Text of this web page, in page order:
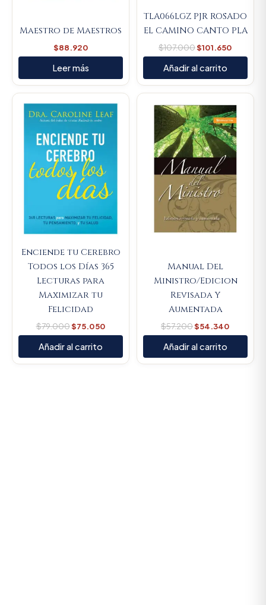
Maestro de Maestros
$88.920
Leer más
TLA066LGZ PJR ROSADO
EL CAMINO CANTO PLA
$107.000$101.650
Añadir al carrito
Enciende tu Cerebro
Todos los Días 365
Lecturas para
Maximizar tu
Felicidad
$79.000
was:
$75.050
Current
is:
Añadir al carrito
Manual Del
Ministro/Edicion
Revisada Y
Aumentada
$57.200
price
was:
$57.200.
$54.340
Current
price
is:
Añadir al carrito